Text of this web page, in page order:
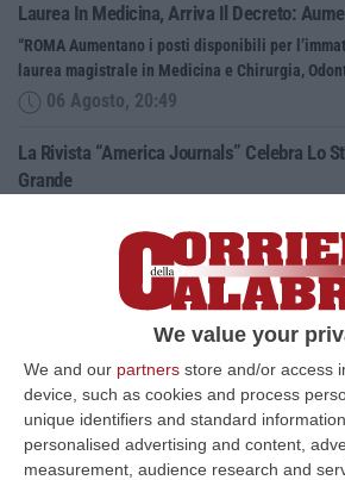
We value your
We and our partners store and/or access
device, such as cookies and process
unique identifiers and standard
personalised advertising and content,
measurement, audience research and
Laurea In Medicina, Arriva Il Decreto:
“ROMA Aumentano i posti disponibili per
laurea magistrale in Medicina e Chirurgia,
06 Agosto, 20:49
La Rivista “America Journals” Celebra Lo
Grande
creatività visionaria, ha trasformato la moda
06 Agosto, 20:48
Dai Piani Per Il Rischio Sismico Al Welfare,
Approvati Dalla Giunta Regionale
“CATANZARO La Giunta della Regione Calabria,
proposta del presidente Roberto Occhiuto, ha
06 Agosto, 20:03